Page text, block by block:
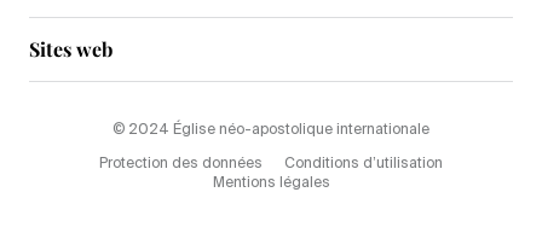
Sites web
© 2024 Église néo-apostolique internationale
Protection des données
Conditions d’utilisation
Mentions légales